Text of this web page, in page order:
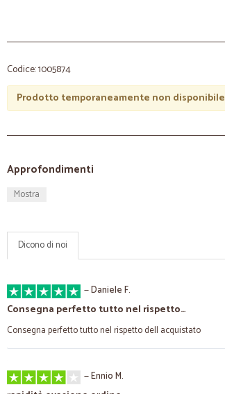
Codice: 1005874
Prodotto temporaneamente non disponibile
Approfondimenti
Mostra
Dicono di noi
—Daniele F.
Consegna perfetto tutto nel rispetto…
Consegna perfetto tutto nel rispetto dell acquistato
—Ennio M.